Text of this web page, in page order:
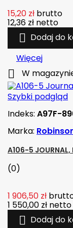
15,20 zł brutto
12,36 zł netto
 Dodaj do
Więcej
 W
Szybki podgląd
Indeks: A97F-
Marka:
A106-5 JOURNAL,
(0)
1 906,50 zł
1 550,00 zł netto
 Dodaj do